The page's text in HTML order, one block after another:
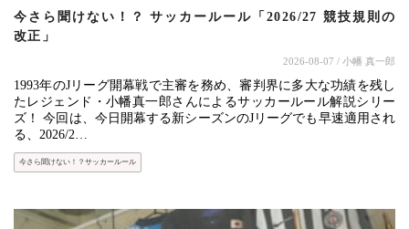
今さら聞けない！？ サッカールール「2026/27 競技規則の
改正」
2026-08-07 / 小幡 真一郎
1993年のJリーグ開幕戦で主審を務め、審判界に多大な功績を残し
たレジェンド・小幡真一郎さんによるサッカールール解説シリー
ズ！ 今回は、今日開幕する新シーズンのJリーグでも早速適用され
る、2026/2…
今さら聞けない！？サッカールール